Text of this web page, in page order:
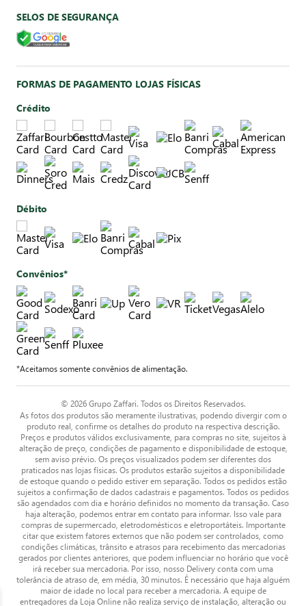
SELOS DE SEGURANÇA
FORMAS DE PAGAMENTO LOJAS FÍSICAS
Crédito
Débito
Convênios*
*Aceitamos somente convênios de alimentação.
© 2026 Grupo Zaffari. Todos os Direitos Reservados.
As fotos dos produtos são meramente ilustrativas, podendo divergir com o
produto real, confirme os detalhes do produto na respectiva descrição.
Preços e produtos válidos exclusivamente, para compras no site, sujeitos à
alteração de preço, condições de pagamento e disponibilidade de estoque,
sem aviso prévio. Os preços visualizados podem ser diferentes dos
praticados nas lojas físicas. Os produtos estarão sujeitos a disponibilidade
de estoque quando o pedido estiver em separação. Todos os pedidos estão
sujeitos a confirmação de dados cadastrais e pagamentos. Todos os pedidos
são agendados com dia e horário definidos no momento da transação. Caso
haja alteração, podemos entrar em contato para informar. Isso vale para
compras de supermercado, eletrodomésticos e eletroportáteis. Importante
citar que existem fatores externos que não podem ser controlados, como
condições climáticas, trânsito e atrasos para recebimento das mercadorias
gerados por clientes anteriores, que podem influenciar no horário que você
irá receber sua mercadoria. Por isso, nosso Delivery conta com uma
tolerância de atraso de, em média, 30 minutos. É necessário que haja alguém
maior de idade no local para receber a mercadoria. A equipe de
entregadores da Loja Online não realiza serviço de instalação, alteração ou